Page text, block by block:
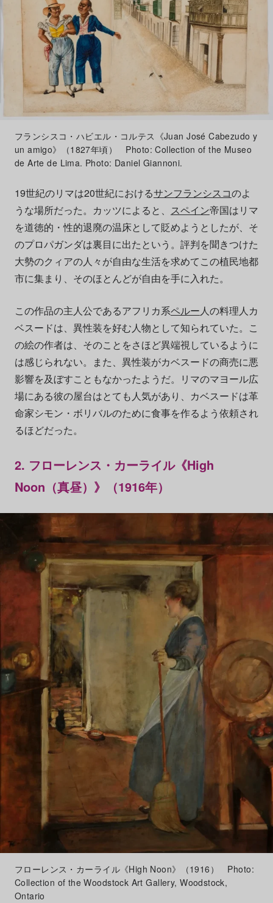
フランシスコ・ハビエル・コルテス《Juan José Cabezudo y
un amigo》（1827年頃） Photo: Collection of the Museo
de Arte de Lima. Photo: Daniel Giannoni.
19世紀のリマは20世紀におけるサンフランシスコのよ
うな場所だった。カッツによると、 スペイン帝国はリマ
を道徳的・性的退廃の温床として貶めようとしたが、そ
のプロパガンダは裏目に出たという。評判を聞きつけた
大勢のクィアの人々が自由な生活を求めてこの植民地都
市に集まり、そのほとんどが自由を手に入れた。
この作品の主人公であるアフリカ系ペルー人の料理人カ
ベスードは、異性装を好む人物として知られていた。こ
の絵の作者は、そのことをさほど異端視しているように
は感じられない。また、異性装がカベスードの商売に悪
影響を及ぼすこともなかったようだ。リマのマヨール広
場にある彼の屋台はとても人気があり、カベスードは革
命家シモン・ボリバルのために食事を作るよう依頼され
るほどだった。
2. フローレンス・カーライル《High
Noon（真昼）》（1916年）
フローレンス・カーライル《High Noon》（1916） Photo:
Collection of the Woodstock Art Gallery, Woodstock,
Ontario